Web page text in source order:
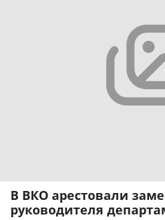
В ВКО арестовали
руководителя